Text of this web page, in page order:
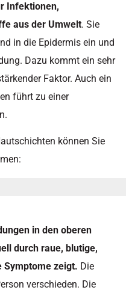
Infektionen,
aus der Umwelt. Sie
in die Epidermis ein und
Dazu kommt ein sehr
Faktor. Auch ein
führt zu einer
können Sie
in den oberen
durch raue, blutige,
Symptome zeigt. Die
verschieden. Die